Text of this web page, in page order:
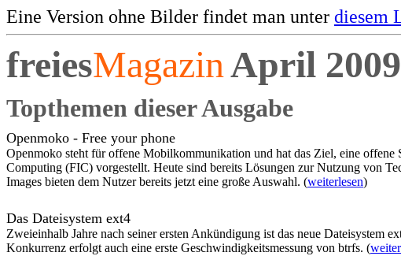
Eine Version ohne Bilder findet man unter diesem
freiesMagazinApril 2009
Topthemen dieser Ausgabe
Openmoko - Free your phone
Openmoko steht für offene Mobilkommunikation und hat das Ziel, eine
Computing (FIC) vorgestellt. Heute sind bereits Lösungen zur Nutzung von
Images bieten dem Nutzer bereits jetzt eine große Auswahl. (weiterlesen)
Das Dateisystem ext4
Zweieinhalb Jahre nach seiner ersten Ankündigung ist das neue Dateisystem
Konkurrenz erfolgt auch eine erste Geschwindigkeitsmessung von btrfs. (